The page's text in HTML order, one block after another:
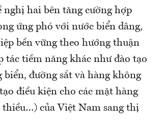
nghị hai bên tăng cường hợp
ứng phó với nước biển dâng,
bền vững theo hướng thuận
tiềm năng khác như đào tạo
đường sắt và hàng không
điều kiện cho các mặt hàng
thiều…) của Việt Nam sang thị